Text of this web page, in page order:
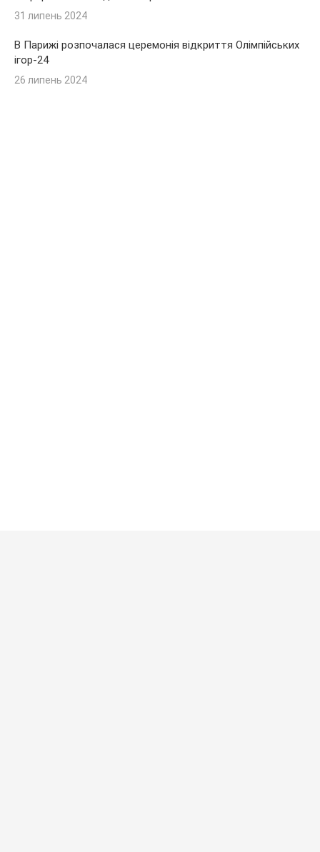
31 липень 2024
В Парижі розпочалася церемонія відкриття Олімпійських
ігор-24
26 липень 2024